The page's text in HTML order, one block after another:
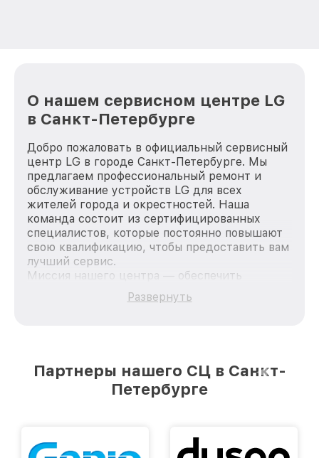
О нашем сервисном центре LG
в Санкт-Петербурге
Добро пожаловать в официальный сервисный
центр LG в городе Санкт-Петербурге. Мы
предлагаем профессиональный ремонт и
обслуживание устройств LG для всех
жителей города и окрестностей. Наша
команда состоит из сертифицированных
специалистов, которые постоянно повышают
свою квалификацию, чтобы предоставить вам
лучший сервис.
Миссия нашего центра — обеспечить
качественный и доступный ремонт для
каждого пользователя продукции LG, вне
лучшим сервисным центром LG в городе
Санкт-Петербурге, постоянно повышая
Развернуть
Партнеры нашего СЦ в Санкт-
Петербурге